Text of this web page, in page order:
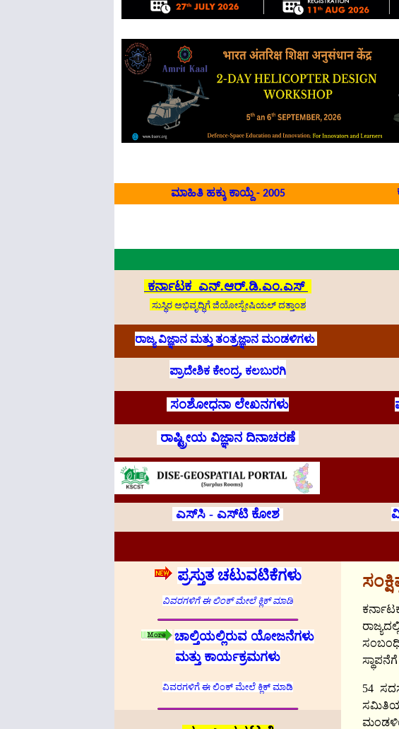
ಮಾಹಿತಿ ಹಕ್ಕು ಕಾಯ್ದೆ- 2005
ಕರ್ನಾಟಕ ಎನ್.ಆರ್.ಡಿ.ಎಂ.ಎಸ್
ಸುಸ್ಥಿರ ಅಭಿವೃದ್ಧಿಗೆ ಜಿಯೋಸ್ಪೇಷಿಯಲ್ ದತ್ತಾಂಶ
ರಾಜ್ಯ ವಿಜ್ಞಾನ ಮತ್ತು ತಂತ್ರಜ್ಞಾನ ಮಂಡಳಿಗಳು
ಪ್ರಾದೇಶಿಕ ಕೇಂದ್ರ, ಕಲಬುರಗಿ
ಸಂಶೋಧನಾ ಲೇಖನಗಳು
ರಾಷ್ಟ್ರೀಯ ವಿಜ್ಞಾನ ದಿನಾಚರಣೆ
ಎಸ್‌ಸಿ - ಎಸ್‌ಟಿ ಕೋಶ
ಪ್ರಸ್ತುತ ಚಟುವಟಿಕೆಗಳು
ವಿವರಗಳಿಗೆ ಈ ಲಿಂಕ್ ಮೇಲೆ ಕ್ಲಿಕ್ ಮಾಡಿ
ಚಾಲ್ತಿಯಲ್ಲಿರುವ ಯೋಜನೆಗಳು
ಮತ್ತು ಕಾರ್ಯಕ್ರಮಗಳು
ವಿವರಗಳಿಗೆ ಈ ಲಿಂಕ್ ಮೇಲೆ ಕ್ಲಿಕ್ ಮಾಡಿ
54
ಮಂಡಳಿಯ